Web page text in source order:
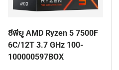
ซีพียู AMD Ryzen 5 7500F
6C/12T 3.7 GHz 100-
100000597BOX